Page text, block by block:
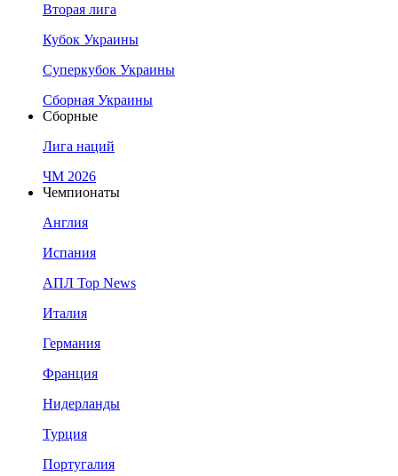
Вторая лига
Кубок Украины
Суперкубок Украины
Сборная Украины
Сборные
Лига наций
ЧМ 2026
Чемпионаты
Англия
Испания
АПЛ Top News
Италия
Германия
Франция
Нидерланды
Турция
Португалия